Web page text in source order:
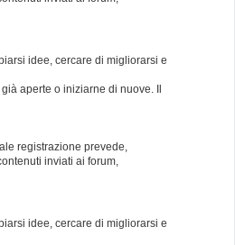
idee, cercare di migliorarsi e
aperte o iniziarne di nuove. Il
registrazione prevede,
inviati ai forum,
idee, cercare di migliorarsi e